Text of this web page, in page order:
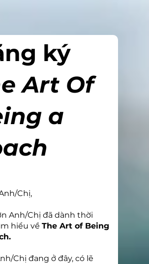
ký
Art Of
a
Chị,
Anh/Chị đã dành thời
hiểu về The Art of Being
Chị đang ở đây, có lẽ